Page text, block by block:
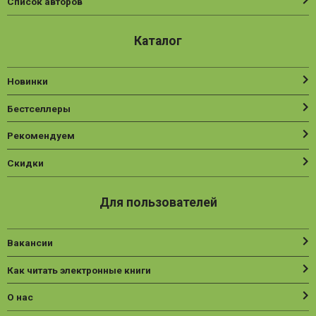
Каталог
Новинки
Бестселлеры
Рекомендуем
Скидки
Для пользователей
Вакансии
Как читать электронные книги
О нас